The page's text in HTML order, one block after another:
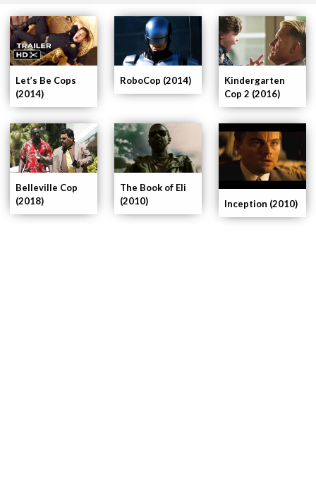
Belleville Cop
(2018)
Kindergarten
Cop 2 (2016)
RoboCop (2014)
Let’s Be Cops
(2014)
Inception (2010)
The Book of Eli
(2010)